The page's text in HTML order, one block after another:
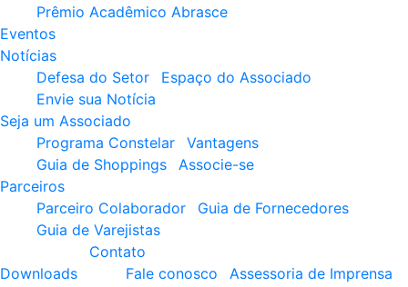
Prêmio Acadêmico Abrasce
Eventos
Notícias
Defesa do Setor
Espaço do Associado
Envie sua Notícia
Seja um Associado
Programa Constelar
Vantagens
Guia de Shoppings
Associe-se
Parceiros
Parceiro Colaborador
Guia de Fornecedores
Guia de Varejistas
Downloads
Contato
Fale conosco
Assessoria de Imprensa